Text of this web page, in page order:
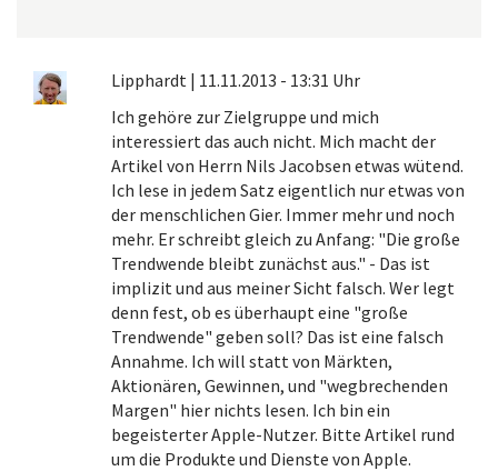
Lipphardt | 11.11.2013 - 13:31 Uhr
Ich gehöre zur Zielgruppe und mich
interessiert das auch nicht. Mich macht der
Artikel von Herrn Nils Jacobsen etwas wütend.
Ich lese in jedem Satz eigentlich nur etwas von
der menschlichen Gier. Immer mehr und noch
mehr. Er schreibt gleich zu Anfang: "Die große
Trendwende bleibt zunächst aus." - Das ist
implizit und aus meiner Sicht falsch. Wer legt
denn fest, ob es überhaupt eine "große
Trendwende" geben soll? Das ist eine falsch
Annahme. Ich will statt von Märkten,
Aktionären, Gewinnen, und "wegbrechenden
Margen" hier nichts lesen. Ich bin ein
begeisterter Apple-Nutzer. Bitte Artikel rund
um die Produkte und Dienste von Apple.